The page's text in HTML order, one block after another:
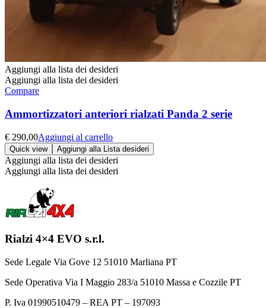
Aggiungi alla lista dei desideri
Aggiungi alla lista dei desideri
Compare
Ammortizzatori anteriori rialzati Panda 2 serie
€ 290,00Aggiungi al carrello
Quick view Aggiungi alla Lista desideri
Aggiungi alla lista dei desideri
Aggiungi alla lista dei desideri
Rialzi 4×4 EVO s.r.l.
Sede Legale Via Gove 12 51010 Marliana PT
Sede Operativa Via I Maggio 283/a 51010 Massa e Cozzile PT
P. Iva 01990510479 – REA PT – 197093